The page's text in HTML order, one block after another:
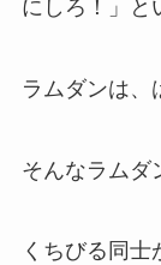
にしろ！」と
ラムダンは、
そんなラムダ
くちびる同士